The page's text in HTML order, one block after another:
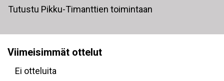
Tutustu Pikku-Timanttien toimintaan
Viimeisimmät ottelut
Ei otteluita